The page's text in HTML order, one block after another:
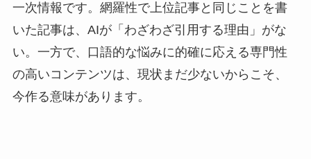
一次情報です。網羅性で上位記事と同じことを書
いた記事は、AIが「わざわざ引用する理由」がな
い。一方で、口語的な悩みに的確に応える専門性
の高いコンテンツは、現状まだ少ないからこそ、
今作る意味があります。